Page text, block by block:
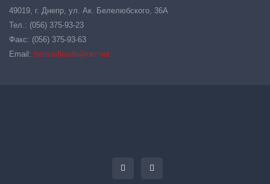
49019, г. Днепр, ул. Ак. Белелюбского, 36А
Тел.: (056) 375-93-23
Факс: (056) 375-93-63
Email: hansa-flexdn@ukr.net